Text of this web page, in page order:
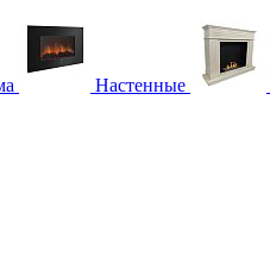
Настенные